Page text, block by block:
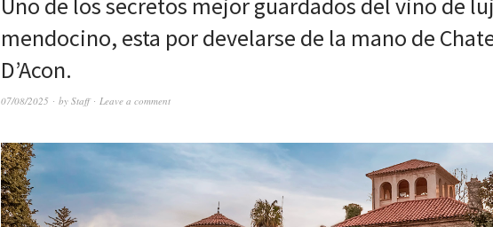
mendocino, esta por develarse de la mano de
D’Acon.
07/08/2025 by Staff Leave a comment